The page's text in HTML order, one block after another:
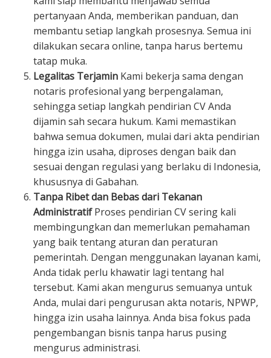
pertanyaan Anda, memberikan panduan, dan
membantu setiap langkah prosesnya. Semua ini
dilakukan secara online, tanpa harus bertemu
tatap muka.
Legalitas Terjamin Kami bekerja sama dengan
notaris profesional yang berpengalaman,
sehingga setiap langkah pendirian CV Anda
dijamin sah secara hukum. Kami memastikan
bahwa semua dokumen, mulai dari akta pendirian
hingga izin usaha, diproses dengan baik dan
sesuai dengan regulasi yang berlaku di Indonesia,
khususnya di Gabahan.
Tanpa Ribet dan Bebas dari Tekanan
AdministratifProses pendirian CV sering kali
membingungkan dan memerlukan pemahaman
yang baik tentang aturan dan peraturan
pemerintah. Dengan menggunakan layanan kami,
Anda tidak perlu khawatir lagi tentang hal
tersebut. Kami akan mengurus semuanya untuk
Anda, mulai dari pengurusan akta notaris, NPWP,
hingga izin usaha lainnya. Anda bisa fokus pada
pengembangan bisnis tanpa harus pusing
mengurus administrasi.